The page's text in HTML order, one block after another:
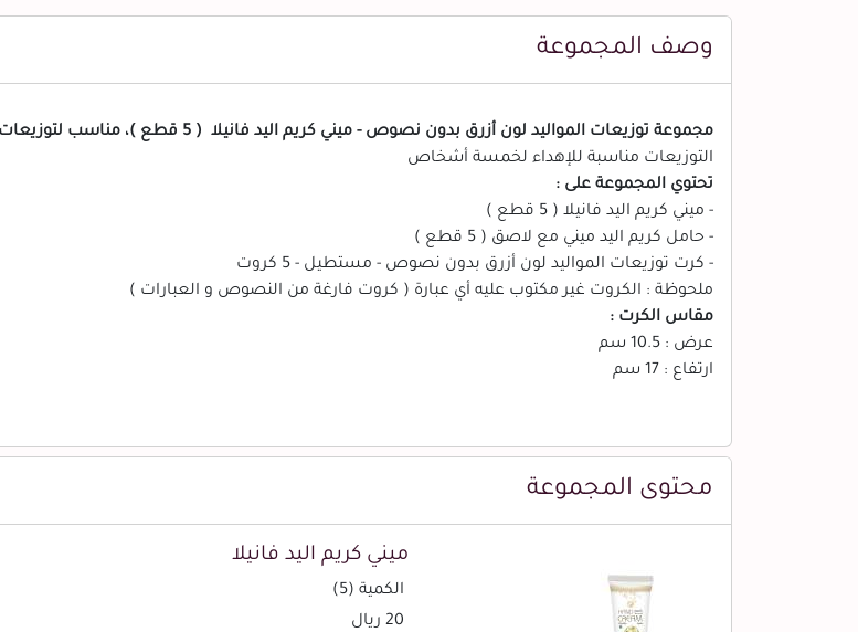
وصف المجموعة
مجموعة توزيعات المواليد لون أزرق بدون نصوص - ميني كريم اليد فانيلا ( 5 قطع )، مناسب لتوزيعات الهدايا و المناسبات.
التوزيعات مناسبة للإهداء لخمسة أشخاص
تحتوي المجموعة على :
- ميني كريم اليد فانيلا ( 5 قطع )
- حامل كريم اليد ميني مع لاصق ( 5 قطع )
- كرت توزيعات المواليد لون أزرق بدون نصوص - مستطيل - 5 كروت
ملحوظة : الكروت غير مكتوب عليه أي عبارة ( كروت فارغة من النصوص و العبارات )
مقاس الكرت :
عرض : 10.5 سم
ارتفاع : 17 سم
محتوى المجموعة
ميني كريم اليد فانيلا
الكمية (5)
20 ريال